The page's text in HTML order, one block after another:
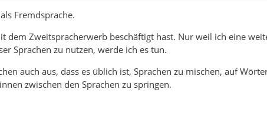
Fremdsprache.
dem Zweitspracherwerb beschäftigt hast. Nur weil ich eine
Sprachen zu nutzen, werde ich es tun.
auch aus, dass es üblich ist, Sprachen zu mischen, auf
zwischen den Sprachen zu springen.